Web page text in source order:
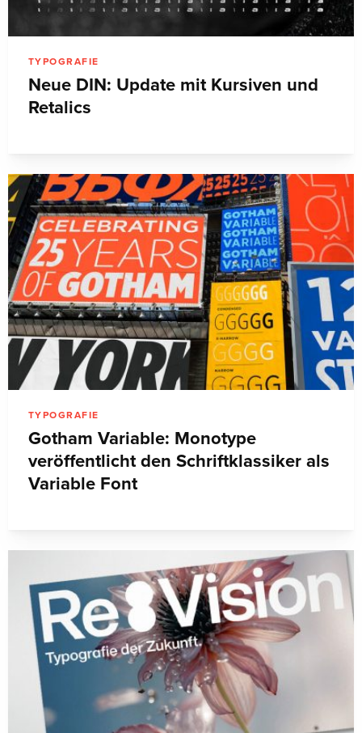
TYPOGRAFIE
Neue DIN: Update mit Kursiven und
Retalics
TYPOGRAFIE
Gotham Variable: Monotype
veröffentlicht den Schriftklassiker als
Variable Font